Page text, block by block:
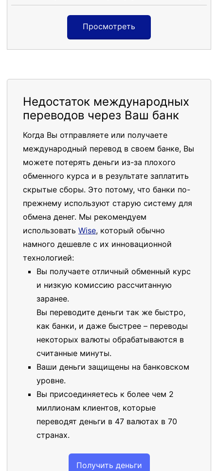
Просмотреть
Недостаток международных
переводов через Ваш банк
Когда Вы отправляете или получаете
международный перевод в своем банке, Вы
можете потерять деньги из-за плохого
обменного курса и в результате заплатить
скрытые сборы. Это потому, что банки по-
прежнему используют старую систему для
обмена денег. Мы рекомендуем
использовать Wise, который обычно
намного дешевле с их инновационной
технологией:
Вы получаете отличный обменный курс
и низкую комиссию рассчитанную
заранее.
Вы переводите деньги так же быстро,
как банки, и даже быстрее – переводы
некоторых валюты обрабатываются в
считанные минуты.
Ваши деньги защищены на банковском
уровне.
Вы присоединяетесь к более чем 2
миллионам клиентов, которые
переводят деньги в 47 валютах в 70
странах.
Получить деньги